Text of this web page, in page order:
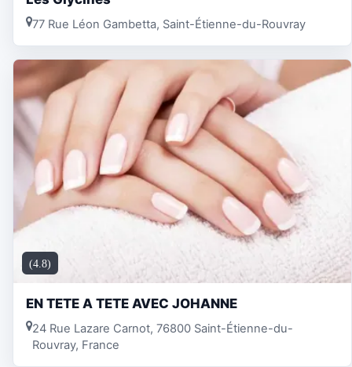
77 Rue Léon Gambetta, Saint-Étienne-du-Rouvray
(4.8)
EN TETE A TETE AVEC JOHANNE
24 Rue Lazare Carnot, 76800 Saint-Étienne-du-
Rouvray, France